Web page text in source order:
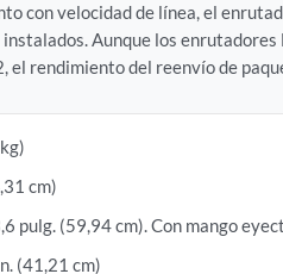
con velocidad de línea, el
instalados. Aunque los
el rendimiento del reenvío de
cm)
pulg. (59,94 cm). Con mango
(41,21 cm)